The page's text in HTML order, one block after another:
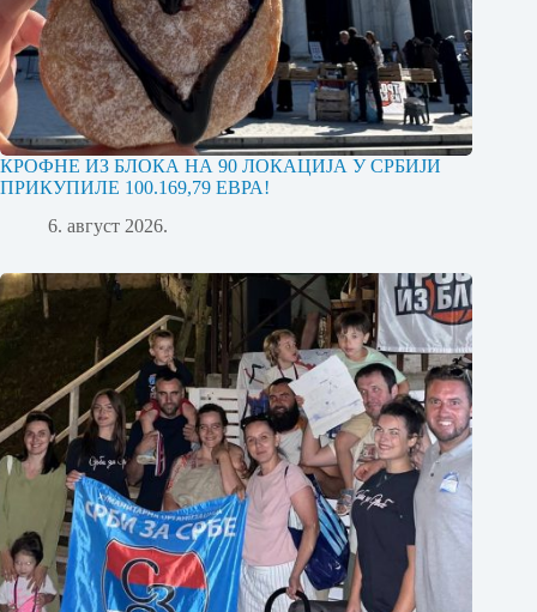
КРОФНЕ ИЗ БЛОКА НА 90 ЛОКАЦИЈА У СРБИЈИ
ПРИКУПИЛЕ 100.169,79 ЕВРА!
6. август 2026.